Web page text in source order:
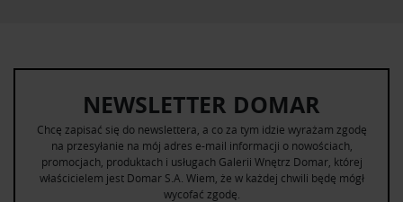
NEWSLETTER DOMAR
Chcę zapisać się do newslettera, a co za tym idzie wyrażam zgodę
na przesyłanie na mój adres e-mail informacji o nowościach,
promocjach, produktach i usługach Galerii Wnętrz Domar, której
właścicielem jest Domar S.A. Wiem, że w każdej chwili będę mógł
wycofać zgodę.